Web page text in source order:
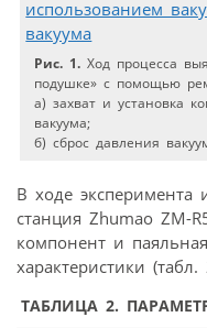
Рис. 1. Ход процесса
подушке» с помощью
а) захват и установка
вакуума;
б) сброс давления
В ходе эксперимента
станция Zhumao ZM-
компонент и
характеристики (табл.
ТАБЛИЦА 2.